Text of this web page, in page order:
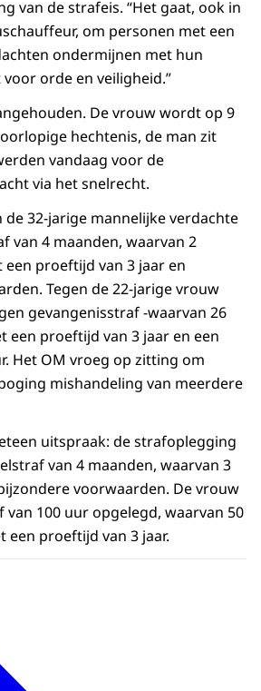
van de strafeis. “Het gaat, ook in
om personen met een
ondermijnen met hun
orde en veiligheid.”
De vrouw wordt op 9
hechtenis, de man zit
vandaag voor de
via het snelrecht.
de 32-jarige mannelijke verdachte
van 4 maanden, waarvan 2
proeftijd van 3 jaar en
Tegen de 22-jarige vrouw
gevangenisstraf -waarvan 26
een proeftijd van 3 jaar en een
Het OM vroeg op zitting om
mishandeling van meerdere
uitspraak: de strafoplegging
van 4 maanden, waarvan 3
voorwaarden. De vrouw
van 100 uur opgelegd, waarvan 50
een proeftijd van 3 jaar.